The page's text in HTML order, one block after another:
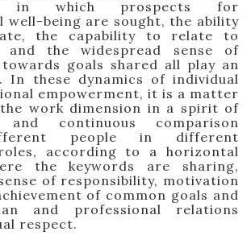
in which prospects for
well-being are sought, the ability
the capability to relate to
the widespread sense of
goals shared all play an
In these dynamics of individual
empowerment, it is a matter
work dimension in a spirit of
and continuous comparison
people in different
according to a horizontal
the keywords are sharing,
of responsibility, motivation
of common goals and
and professional relations
respect.